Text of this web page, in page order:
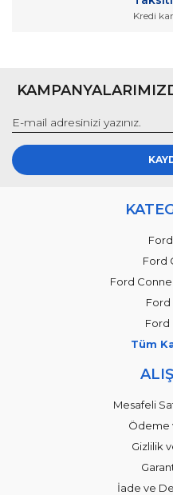
Kredi
Ford
Ford
Ford
Ford
Tüm
Mesafeli
Ödeme
Gizlilik
İade ve